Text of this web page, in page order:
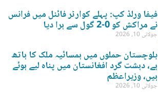
فیفا ورلڈ کپ: پہلے کوارٹر فائنل میں فرانس
نے مراکش کو 0-2 گول سے ہرا دیا
جولائی 10, 2026
بلوچستان حملوں میں ہمسائیہ ملک کا ہاتھ
ہے، دہشت گرد افغانستان میں پناہ لیے ہوئے
ہیں، وزیراعظم
جولائی 10, 2026